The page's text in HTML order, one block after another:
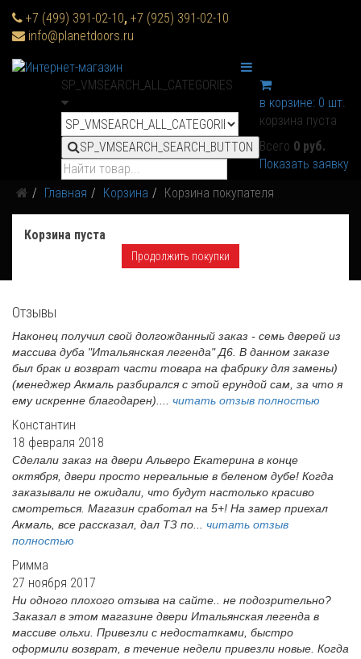
+7 (499) 391-02-10, +7 (925) 391-02-10
info@planetdoors.ru
в корзине: 0 шт.
корзина пуста
Всего 0 руб.
Показать заявку
SP_VMSEARCH_ALL_CATEGORIES
SP_VMSEARCH_SEARCH_BUTTON
Главная Корзина Корзина покупателя
Корзина пуста
Продолжить покупки
Отзывы
Наконец получил свой долгожданный заказ - семь дверей из
массива дуба "Итальянская легенда" Д6. В данном заказе
был брак и возврат части товара на фабрику для замены)
(менеджер Акмаль разбирался с этой ерундой сам, за что я
ему искренне благодарен).... читать отзыв полностью
Константин
18 февраля 2018
Сделали заказ на двери Альверо Екатерина в конце
октября, двери просто нереальные в беленом дубе! Когда
заказывали не ожидали, что будут настолько красиво
смотреться. Магазин сработал на 5+! На замер приехал
Акмаль, все рассказал, дал ТЗ по... читать отзыв
полностью
Римма
27 ноября 2017
Ни одного плохого отзыва на сайте.. не подозрительно?
Заказал в этом магазине двери Итальянская легенда в
массиве ольхи. Привезли с недостатками, быстро
оформили возврат, в течение недели привезли новые. Когда